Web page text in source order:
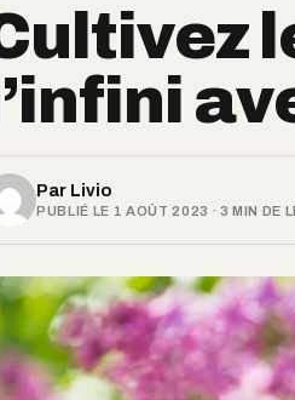
l’infini
Par Livio
PUBLIÉ LE 1 AOÛT 2023 · 3 MIN DE